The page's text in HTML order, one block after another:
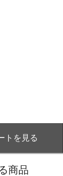
トを見る
商品